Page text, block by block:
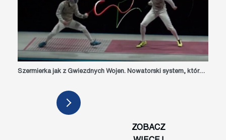
Szermierka jak z Gwiezdnych Wojen. Nowatorski system, który rysuje ruch ostrza w czasie rzeczywistym [VIDEO]
ZOBACZ